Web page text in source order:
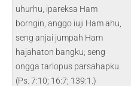
uhurhu, ipareksa Ham
borngin, anggo iuji Ham ahu,
seng anjai jumpah Ham
hajahaton bangku; seng
ongga tarlopus parsahapku.
(Ps. 7:10; 16:7; 139:1.)